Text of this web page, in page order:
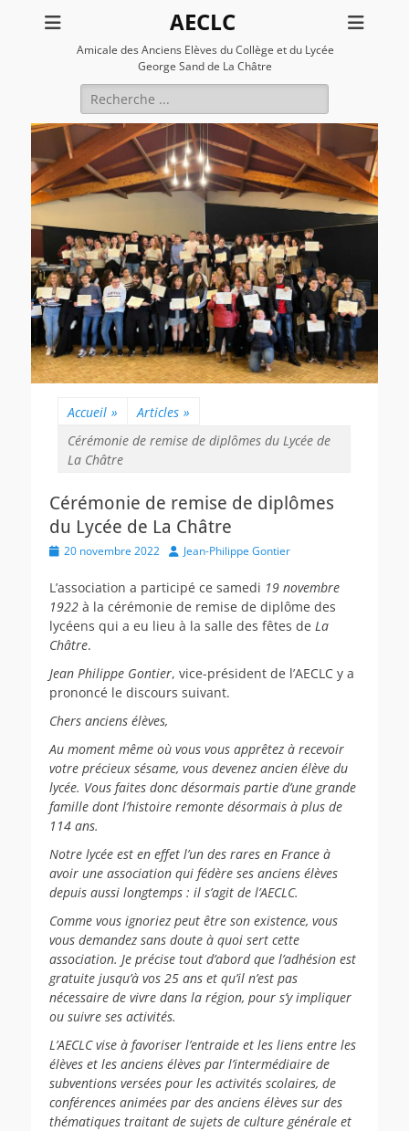
AECLC
Amicale des Anciens Elèves du Collège et du Lycée
George Sand de La Châtre
Rechercher :
Accueil » Articles »
Cérémonie de remise de diplômes du Lycée de
La Châtre
Cérémonie de remise de diplômes
du Lycée de La Châtre
Posted
20 novembre 2022 AuthorJean-Philippe Gontier
L’association a participé ce samedi 19 novembre
1922 à la cérémonie de remise de diplôme des
lycéens qui a eu lieu à la salle des fêtes de La
Châtre.
Jean Philippe Gontier, vice-président de l’AECLC y a
prononcé le discours suivant.
Chers anciens élèves,
Au moment même où vous vous apprêtez à recevoir
votre précieux sésame, vous devenez ancien élève du
lycée. Vous faites donc désormais partie d’une grande
famille dont l’histoire remonte désormais à plus de
114 ans.
Notre lycée est en effet l’un des rares en France à
avoir une association qui fédère ses anciens élèves
depuis aussi longtemps : il s’agit de l’AECLC.
Comme vous ignoriez peut être son existence, vous
vous demandez sans doute à quoi sert cette
association. Je précise tout d’abord que l’adhésion est
gratuite jusqu’à vos 25 ans et qu’il n’est pas
nécessaire de vivre dans la région, pour s’y impliquer
ou suivre ses activités.
L’AECLC vise à favoriser l’entraide et les liens entre les
élèves et les anciens élèves par l’intermédiaire de
subventions versées pour les activités scolaires, de
conférences animées par des anciens élèves sur des
thématiques traitant de sujets de culture générale et